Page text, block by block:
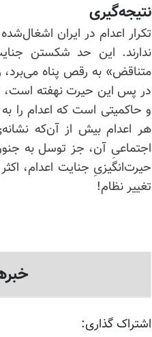
نتیجه‌گیری
تکرار اعدام در ایران
ندارند. این حد شکستن
متناقض» به رقص پناه می‌برد،
در پس این حیرت نهفته است،
و حاکمیتی است که اعدام را
هر اعدام بیش از آن‌که
اجتماعیِ آن، جز توسل به
حیرت‌انگیزیِ جنایت اعدام،
تغییر نظام!
اشتراک گذاری: